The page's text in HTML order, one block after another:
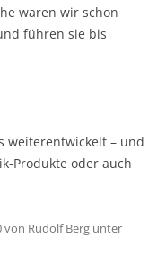
waren wir schon
führen sie bis
weiterentwickelt – und
Produkte oder auch
von Rudolf Berg unter